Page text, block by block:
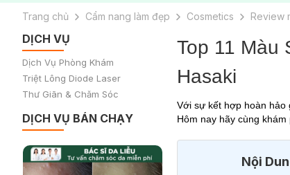
Trang chủ Cẩm nang làm đẹp Cosmetics Review
DỊCH VỤ
Dịch Vụ Phòng Khám
Triệt Lông Diode Laser
Thư Giãn & Chăm Sóc
DỊCH VỤ BÁN CHẠY
Top 11 Màu
Hasaki
Với sự kết hợp hoàn
Hôm nay hãy cùng
Nội